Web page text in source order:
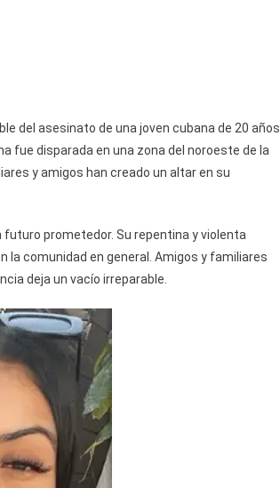
del asesinato de una joven cubana de 20 años
fue disparada en una zona del noroeste de la
y amigos han creado un altar en su
futuro prometedor. Su repentina y violenta
comunidad en general. Amigos y familiares
deja un vacío irreparable.